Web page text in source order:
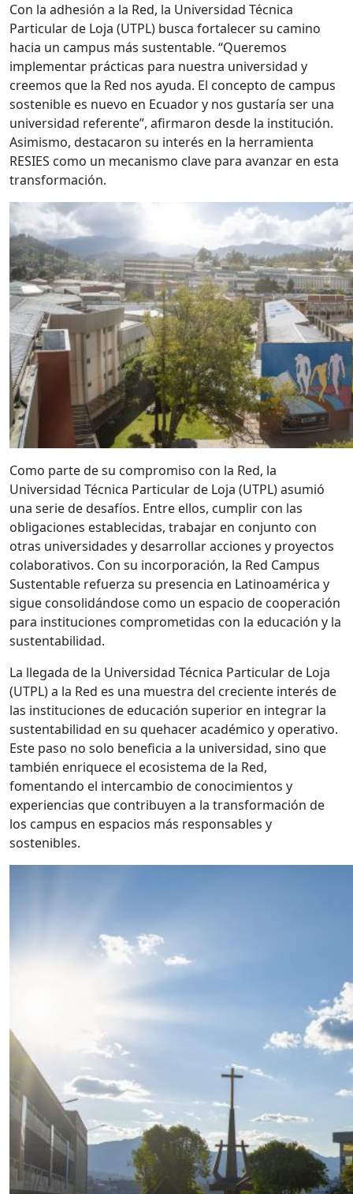
Con la adhesión a la Red, la Universidad Técnica
Particular de Loja (UTPL) busca fortalecer su camino
hacia un campus más sustentable. “Queremos
implementar prácticas para nuestra universidad y
creemos que la Red nos ayuda. El concepto de campus
sostenible es nuevo en Ecuador y nos gustaría ser una
universidad referente”, afirmaron desde la institución.
Asimismo, destacaron su interés en la herramienta
RESIES como un mecanismo clave para avanzar en esta
transformación.
Como parte de su compromiso con la Red, la
Universidad Técnica Particular de Loja (UTPL) asumió
una serie de desafíos. Entre ellos, cumplir con las
obligaciones establecidas, trabajar en conjunto con
otras universidades y desarrollar acciones y proyectos
colaborativos. Con su incorporación, la Red Campus
Sustentable refuerza su presencia en Latinoamérica y
sigue consolidándose como un espacio de cooperación
para instituciones comprometidas con la educación y la
sustentabilidad.
La llegada de la Universidad Técnica Particular de Loja
(UTPL) a la Red es una muestra del creciente interés de
las instituciones de educación superior en integrar la
sustentabilidad en su quehacer académico y operativo.
Este paso no solo beneficia a la universidad, sino que
también enriquece el ecosistema de la Red,
fomentando el intercambio de conocimientos y
experiencias que contribuyen a la transformación de
los campus en espacios más responsables y
sostenibles.